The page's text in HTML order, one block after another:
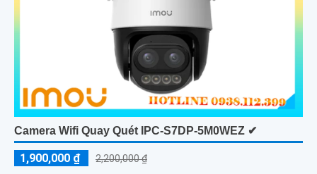
Camera Wifi Quay Quét IPC-S7DP-5M0WEZ ✔
1,900,000 ₫ 2,200,000 ₫